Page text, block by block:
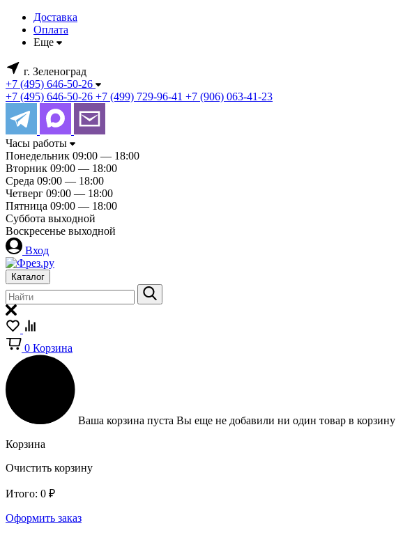
Доставка
Оплата
Еще
г. Зеленоград
+7 (495) 646-50-26
+7 (495) 646-50-26 +7 (499) 729-96-41 +7 (906) 063-41-23
Часы работы
Понедельник 09:00 — 18:00
Вторник 09:00 — 18:00
Среда 09:00 — 18:00
Четверг 09:00 — 18:00
Пятница 09:00 — 18:00
Суббота выходной
Воскресенье выходной
Вход
Каталог
0 Корзина
Ваша корзина пуста Вы еще не добавили ни один товар в корзину
Корзина
Очистить корзину
Итого: 0 ₽
Оформить заказ